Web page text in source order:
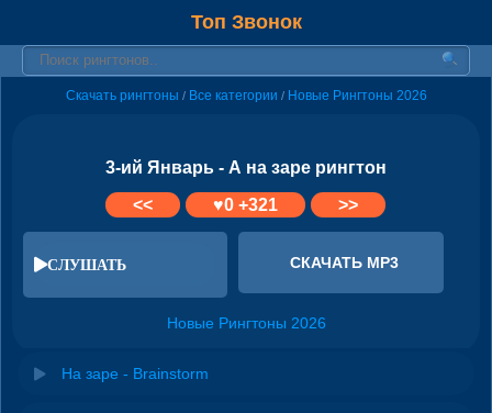
Топ Звонок
Скачать рингтоны / Все категории / Новые Рингтоны 2026
3-ий Январь - А на заре рингтон
<<
♥0+321 >>
СЛУШАТЬ СКАЧАТЬ MP3
Новые Рингтоны 2026
На заре - Brainstorm